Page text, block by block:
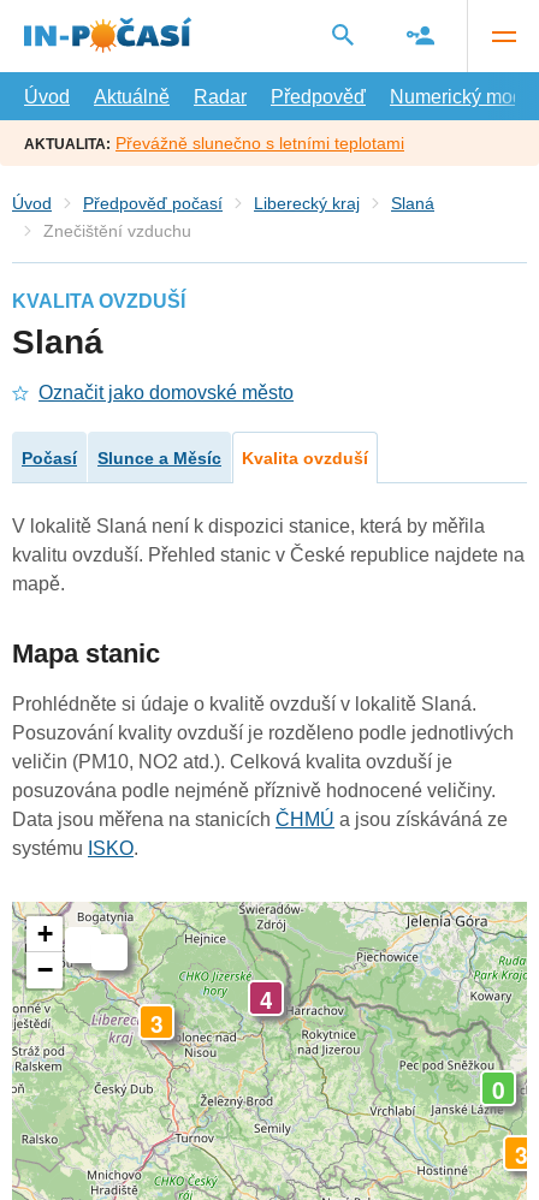
hlavní
Úvod
Aktuálně Radar Předpověď Numerický model
AKTUALITA: Převážně slunečno s letními teplotami
Úvod Předpověď počasí Liberecký kraj
Slaná
Znečištění vzduchu
KVALITA OVZDUŠÍ
Slaná
Označit jako domovské město
Počasí Slunce a Měsíc Kvalita ovzduší
V lokalitě Slaná není k dispozici stanice, která by měřila
kvalitu ovzduší. Přehled stanic v České republice najdete na
mapě.
Mapa stanic
Prohlédněte si údaje o kvalitě ovzduší v lokalitě Slaná.
Posuzování kvality ovzduší je rozděleno podle jednotlivých
veličin (PM10, NO2 atd.). Celková kvalita ovzduší je
posuzována podle nejméně příznivě hodnocené veličiny.
Data jsou měřena na stanicích ČHMÚ a jsou získáváná ze
systému ISKO.
3
4
3
0
+
−